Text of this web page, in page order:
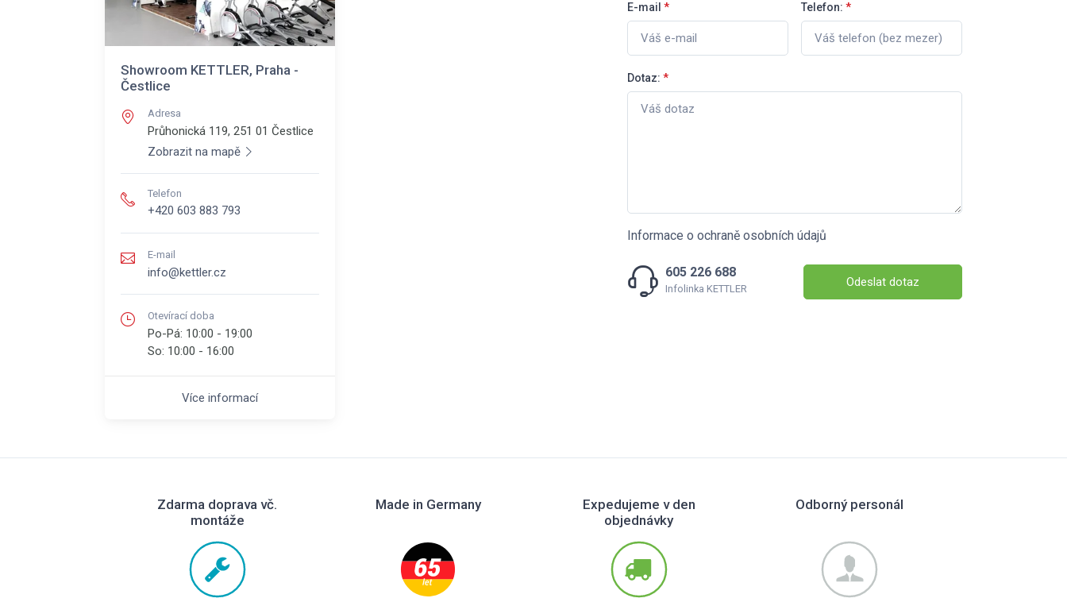
Showroom KETTLER, Praha -
Čestlice
Adresa
Průhonická 119, 251 01 Čestlice
Zobrazit na mapě
Telefon
+420 603 883 793
E-mail
info@kettler.cz
Otevírací doba
Po-Pá: 10:00 - 19:00
So: 10:00 - 16:00
Více informací
E-mail * Telefon: *
Dotaz: *
Informace o ochraně osobních údajů
605 226 688
Infolinka KETTLER Odeslat dotaz
Zdarma doprava vč.
montáže
Made in Germany
Expedujeme v den
objednávky
Odborný personál